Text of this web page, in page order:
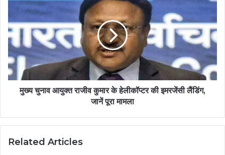
मुख्य चुनाव आयुक्त राजीव कुमार के हेलीकॉप्टर की इमरजेंसी लैंडिंग,
जानें पूरा मामला
Related Articles